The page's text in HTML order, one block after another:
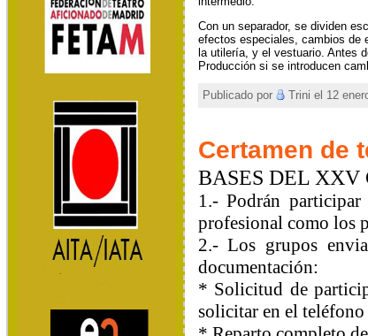
Con un separador, se dividen
efectos especiales, cambios de
la utilería, y el vestuario. Antes
Producción si se introducen
Publicado por Trini el 12
Certamen de
BASES DEL
1.- Podrán
profesional como los
2.- Los grupos
documentación:
* Solicitud de
solicitar en el